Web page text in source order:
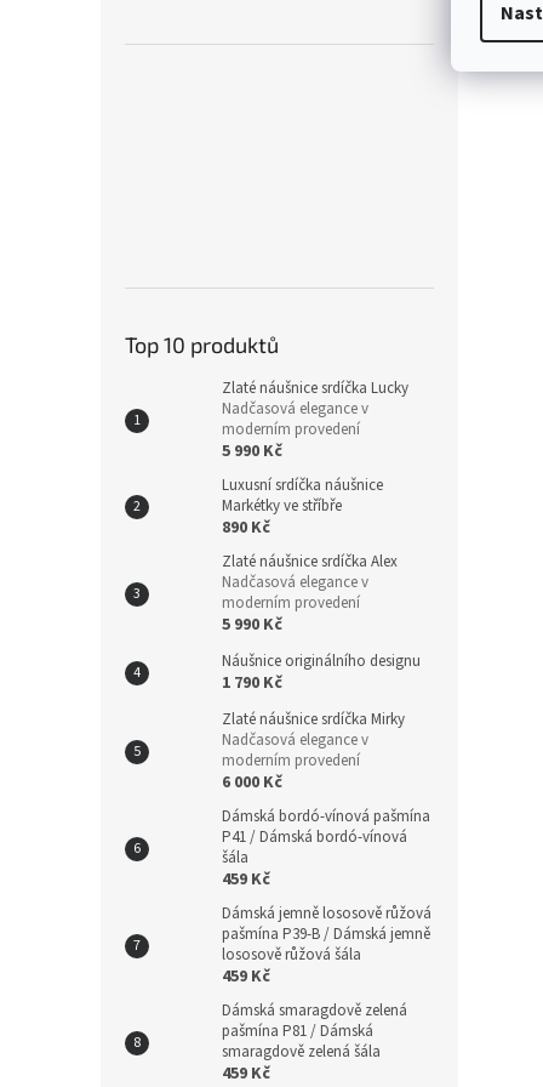
Top 10 produktů
Zlaté náušnice srdíčka Lucky
Nadčasová elegance v
moderním provedení
5 990 Kč
Luxusní srdíčka náušnice
Markétky ve stříbře
890 Kč
Zlaté náušnice srdíčka Alex
Nadčasová elegance v
moderním provedení
5 990 Kč
Náušnice originálního designu
1 790 Kč
Zlaté náušnice srdíčka Mirky
Nadčasová elegance v
moderním provedení
6 000 Kč
Dámská bordó-vínová pašmína
P41 / Dámská bordó-vínová
šála
459 Kč
Dámská jemně lososově růžová
pašmína P39-B / Dámská jemně
lososově růžová šála
459 Kč
Dámská smaragdově zelená
pašmína P81 / Dámská
smaragdově zelená šála
459 Kč